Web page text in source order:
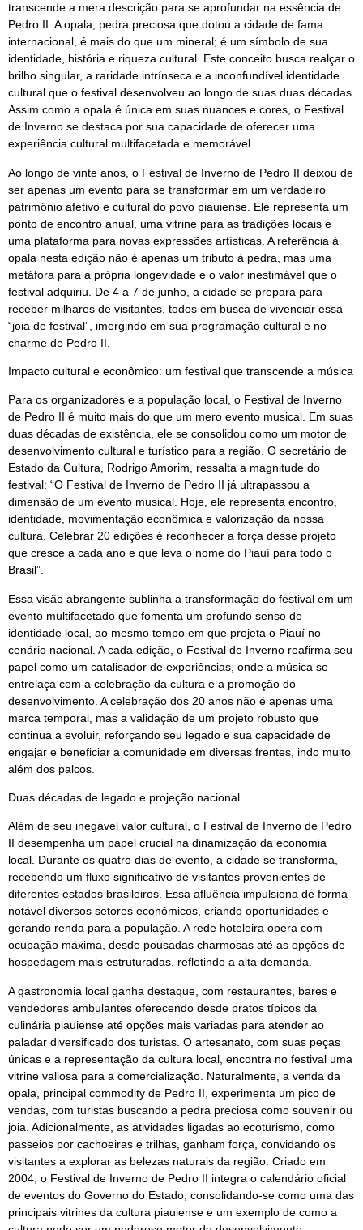
transcende a mera descrição para se aprofundar na essência de
Pedro II. A opala, pedra preciosa que dotou a cidade de fama
internacional, é mais do que um mineral; é um símbolo de sua
identidade, história e riqueza cultural. Este conceito busca realçar o
brilho singular, a raridade intrínseca e a inconfundível identidade
cultural que o festival desenvolveu ao longo de suas duas décadas.
Assim como a opala é única em suas nuances e cores, o Festival
de Inverno se destaca por sua capacidade de oferecer uma
experiência cultural multifacetada e memorável.
Ao longo de vinte anos, o Festival de Inverno de Pedro II deixou de
ser apenas um evento para se transformar em um verdadeiro
patrimônio afetivo e cultural do povo piauiense. Ele representa um
ponto de encontro anual, uma vitrine para as tradições locais e
uma plataforma para novas expressões artísticas. A referência à
opala nesta edição não é apenas um tributo à pedra, mas uma
metáfora para a própria longevidade e o valor inestimável que o
festival adquiriu. De 4 a 7 de junho, a cidade se prepara para
receber milhares de visitantes, todos em busca de vivenciar essa
“joia de festival”, imergindo em sua programação cultural e no
charme de Pedro II.
Impacto cultural e econômico: um festival que transcende a música
Para os organizadores e a população local, o Festival de Inverno
de Pedro II é muito mais do que um mero evento musical. Em suas
duas décadas de existência, ele se consolidou como um motor de
desenvolvimento cultural e turístico para a região. O secretário de
Estado da Cultura, Rodrigo Amorim, ressalta a magnitude do
festival: “O Festival de Inverno de Pedro II já ultrapassou a
dimensão de um evento musical. Hoje, ele representa encontro,
identidade, movimentação econômica e valorização da nossa
cultura. Celebrar 20 edições é reconhecer a força desse projeto
que cresce a cada ano e que leva o nome do Piauí para todo o
Brasil”.
Essa visão abrangente sublinha a transformação do festival em um
evento multifacetado que fomenta um profundo senso de
identidade local, ao mesmo tempo em que projeta o Piauí no
cenário nacional. A cada edição, o Festival de Inverno reafirma seu
papel como um catalisador de experiências, onde a música se
entrelaça com a celebração da cultura e a promoção do
desenvolvimento. A celebração dos 20 anos não é apenas uma
marca temporal, mas a validação de um projeto robusto que
continua a evoluir, reforçando seu legado e sua capacidade de
engajar e beneficiar a comunidade em diversas frentes, indo muito
além dos palcos.
Duas décadas de legado e projeção nacional
Além de seu inegável valor cultural, o Festival de Inverno de Pedro
II desempenha um papel crucial na dinamização da economia
local. Durante os quatro dias de evento, a cidade se transforma,
recebendo um fluxo significativo de visitantes provenientes de
diferentes estados brasileiros. Essa afluência impulsiona de forma
notável diversos setores econômicos, criando oportunidades e
gerando renda para a população. A rede hoteleira opera com
ocupação máxima, desde pousadas charmosas até as opções de
hospedagem mais estruturadas, refletindo a alta demanda.
A gastronomia local ganha destaque, com restaurantes, bares e
vendedores ambulantes oferecendo desde pratos típicos da
culinária piauiense até opções mais variadas para atender ao
paladar diversificado dos turistas. O artesanato, com suas peças
únicas e a representação da cultura local, encontra no festival uma
vitrine valiosa para a comercialização. Naturalmente, a venda da
opala, principal commodity de Pedro II, experimenta um pico de
vendas, com turistas buscando a pedra preciosa como souvenir ou
joia. Adicionalmente, as atividades ligadas ao ecoturismo, como
passeios por cachoeiras e trilhas, ganham força, convidando os
visitantes a explorar as belezas naturais da região. Criado em
2004, o Festival de Inverno de Pedro II integra o calendário oficial
de eventos do Governo do Estado, consolidando-se como uma das
principais vitrines da cultura piauiense e um exemplo de como a